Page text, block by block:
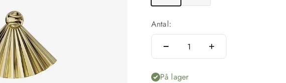
Antal:
På lager